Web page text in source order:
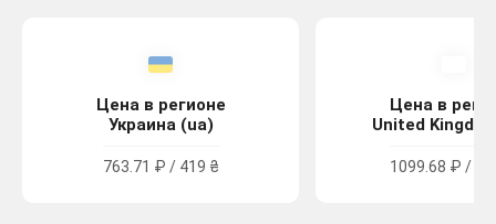
Цена в регионе
Украина (ua)
763.71 ₽ / 419 ₴
Цена в
United
1099.68 ₽ /